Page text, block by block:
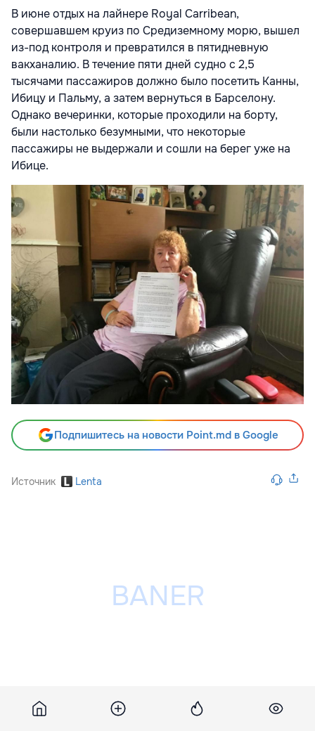
В июне отдых на лайнере Royal Carribean,
совершавшем круиз по Средиземному морю, вышел
из-под контроля и превратился в пятидневную
вакханалию. В течение пяти дней судно с 2,5
тысячами пассажиров должно было посетить Канны,
Ибицу и Пальму, а затем вернуться в Барселону.
Однако вечеринки, которые проходили на борту,
были настолько безумными, что некоторые
пассажиры не выдержали и сошли на берег уже на
Ибице.
Подпишитесь на новости Point.md в Google
Источник Lenta